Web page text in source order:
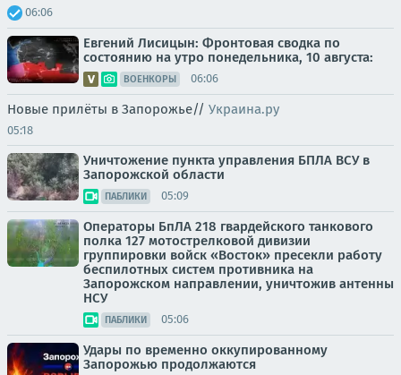
06:06
Евгений Лисицын: Фронтовая сводка по
состоянию на утро понедельника, 10 августа:
ВОЕНКОРЫ 06:06
Новые прилёты в Запорожье// Украина.ру
05:18
Уничтожение пункта управления БПЛА ВСУ в
Запорожской области
ПАБЛИКИ 05:09
Операторы БпЛА 218 гвардейского танкового
полка 127 мотострелковой дивизии
группировки войск «Восток» пресекли работу
беспилотных систем противника на
Запорожском направлении, уничтожив антенны
НСУ
ПАБЛИКИ 05:06
Удары по временно оккупированному
Запорожью продолжаются